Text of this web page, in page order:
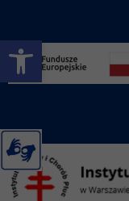
Otwórz pasek narzędzi